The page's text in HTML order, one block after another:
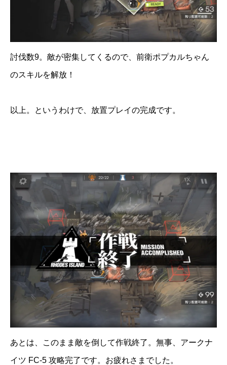
討伐数9。敵が密集してくるので、前衛ポプカルちゃん
のスキルを解放！
以上。というわけで、放置プレイの完成です。
あとは、このまま敵を倒して作戦終了。無事、アークナ
イツ FC-5 攻略完了です。お疲れさまでした。